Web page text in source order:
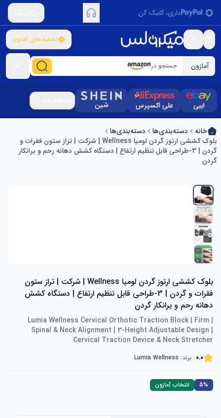
داری، کلیک کن
تخفیف‌های آمازون
آمازون جستجو در
ایبی علی اکسپرس شین
خانه دسته‌بندی‌ها
دسته‌بندی‌ها
بلوک کششی ارتوز گردن لومیا Wellness | شرکت | تراز ستون فقرات و
گردن | 3-طراحی قابل تنظیم ارتفاع | دستگاه کشش دهانه رحم و برانکار
گردن
بلوک کششی ارتوز گردن لومیا Wellness | شرکت | تراز ستون
فقرات و گردن | 3-طراحی قابل تنظیم ارتفاع | دستگاه کشش
دهانه رحم و برانکار گردن
Lumia Wellness Cervical Orthotic Traction Block | Firm |
Spinal & Neck Alignment | 3-Height Adjustable Design |
Cervical Traction Device & Neck Stretcher
0.0 برند: Lumia Wellness
5% انتخاب آمازون